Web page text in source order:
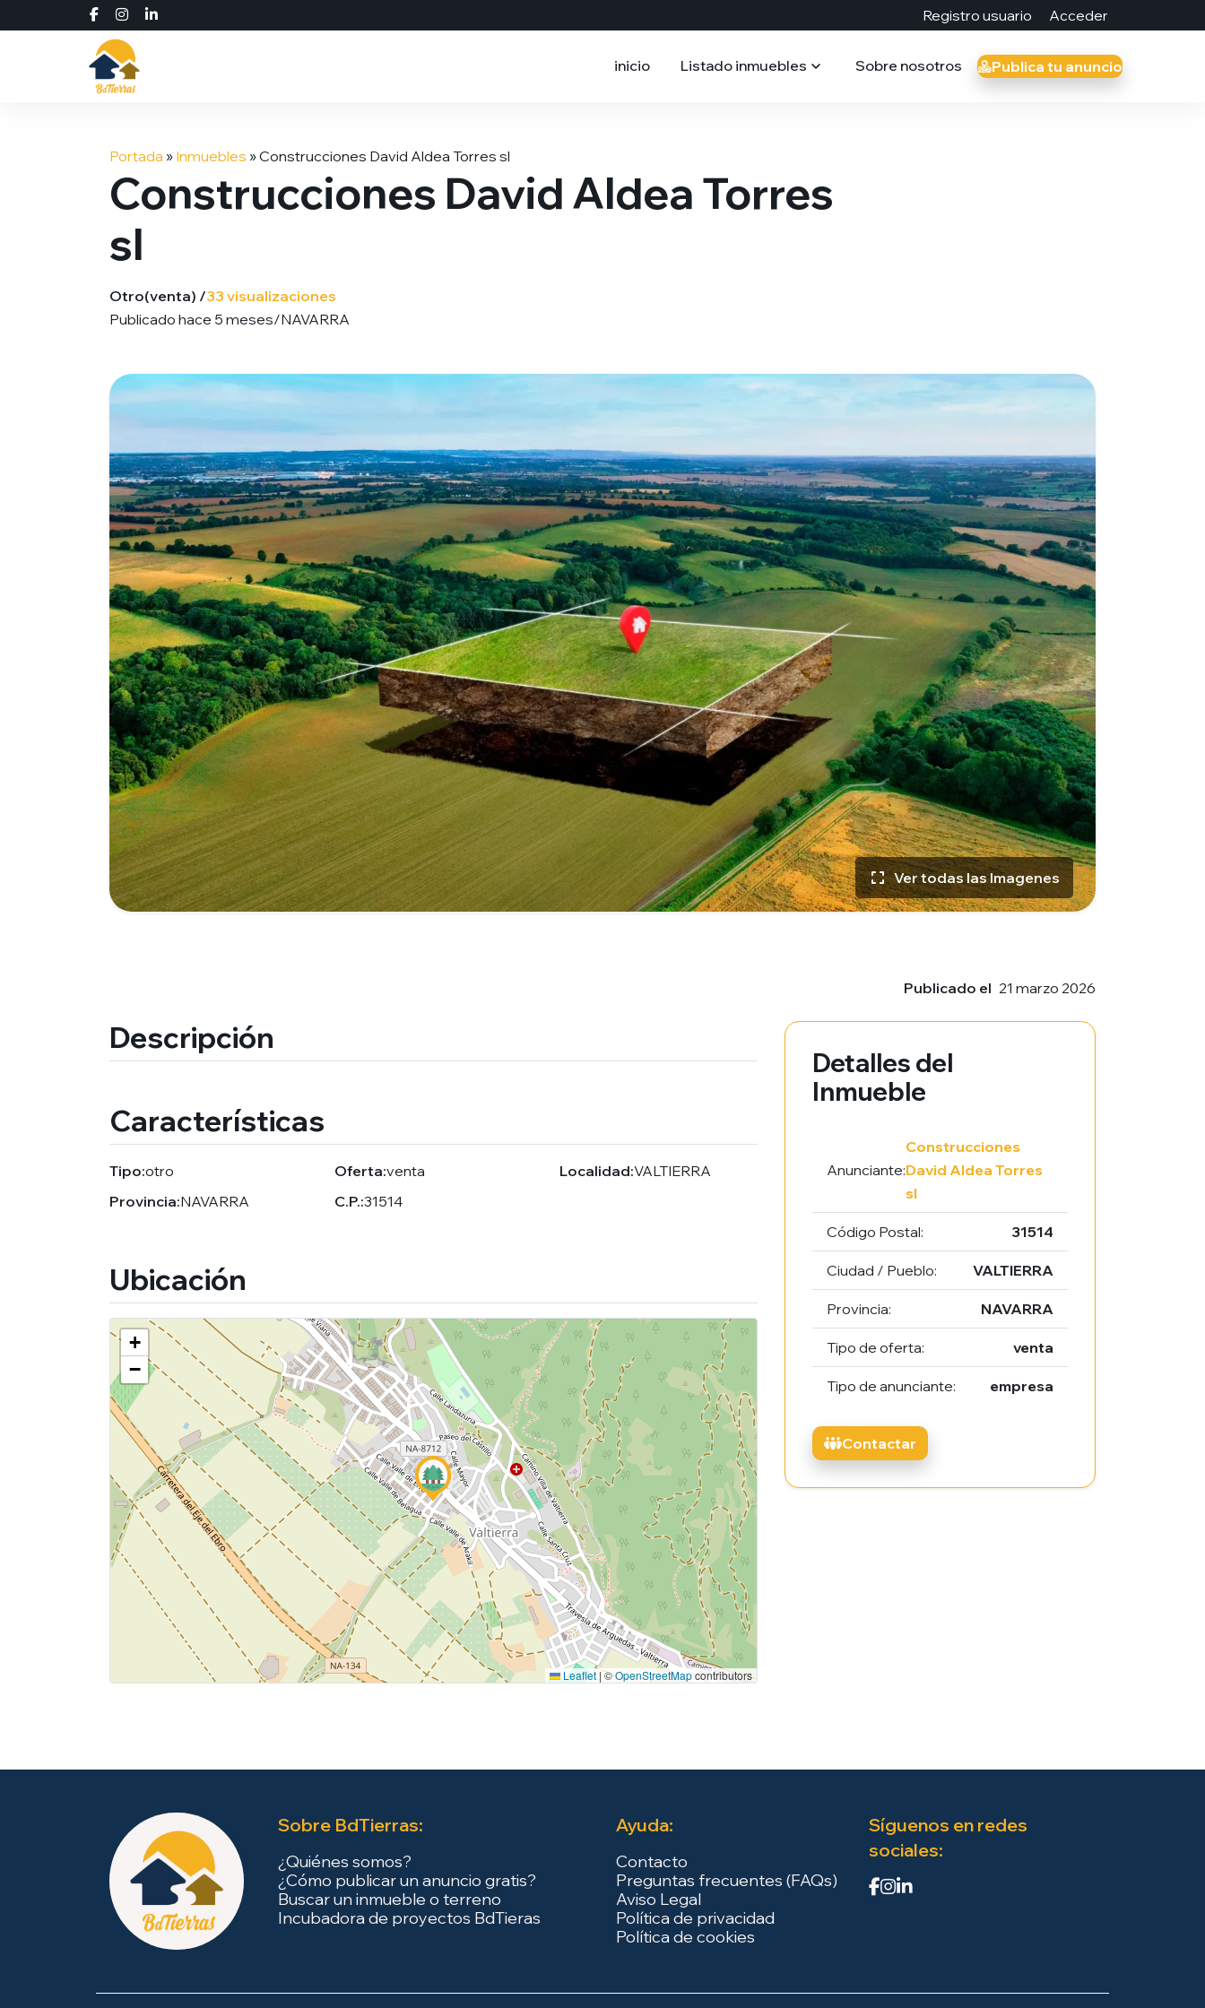
Registro usuario Acceder
inicio Listado inmuebles Sobre nosotros Publica tu anuncio
Portada » Inmuebles »Construcciones David Aldea Torres sl
Construcciones David Aldea Torres
sl
Otro(venta) /33 visualizaciones
Publicado hace 5 meses/NAVARRA
Ver todas las Imagenes
Publicado el 21 marzo 2026
Descripción
Características
Tipo:otro Oferta:venta Localidad:VALTIERRA
Provincia:NAVARRA C.P.:31514
Ubicación
+
−
Leaflet |©OpenStreetMapcontributors
Detalles del
Inmueble
Anunciante:
Construcciones
David Aldea Torres
sl
Código Postal: 31514
Ciudad / Pueblo: VALTIERRA
Provincia: NAVARRA
Tipo de oferta: venta
Tipo de anunciante: empresa
Contactar
Sobre BdTierras:
¿Quiénes somos?
¿Cómo publicar un anuncio gratis?
Buscar un inmueble o terreno
Incubadora de proyectos BdTieras
Ayuda:
Contacto
Preguntas frecuentes (FAQs)
Aviso Legal
Política de privacidad
Política de cookies
Síguenos en redes
sociales: